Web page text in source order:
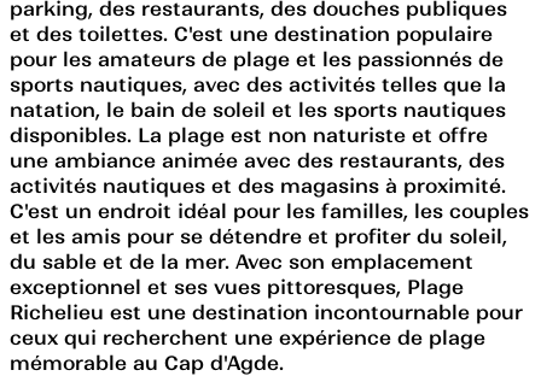
parking, des restaurants, des douches publiques
et des toilettes. C'est une destination populaire
pour les amateurs de plage et les passionnés de
sports nautiques, avec des activités telles que la
natation, le bain de soleil et les sports nautiques
disponibles. La plage est non naturiste et offre
une ambiance animée avec des restaurants, des
activités nautiques et des magasins à proximité.
C'est un endroit idéal pour les familles, les couples
et les amis pour se détendre et profiter du soleil,
du sable et de la mer. Avec son emplacement
exceptionnel et ses vues pittoresques, Plage
Richelieu est une destination incontournable pour
ceux qui recherchent une expérience de plage
mémorable au Cap d'Agde.